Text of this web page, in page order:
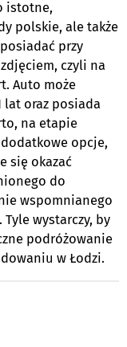
istotne,
polskie, ale także
przy
czyli na
Auto może
lat oraz posiada
na etapie
opcje,
się okazać
do
wspomnianego
wystarczy, by
podróżowanie
w Łodzi.